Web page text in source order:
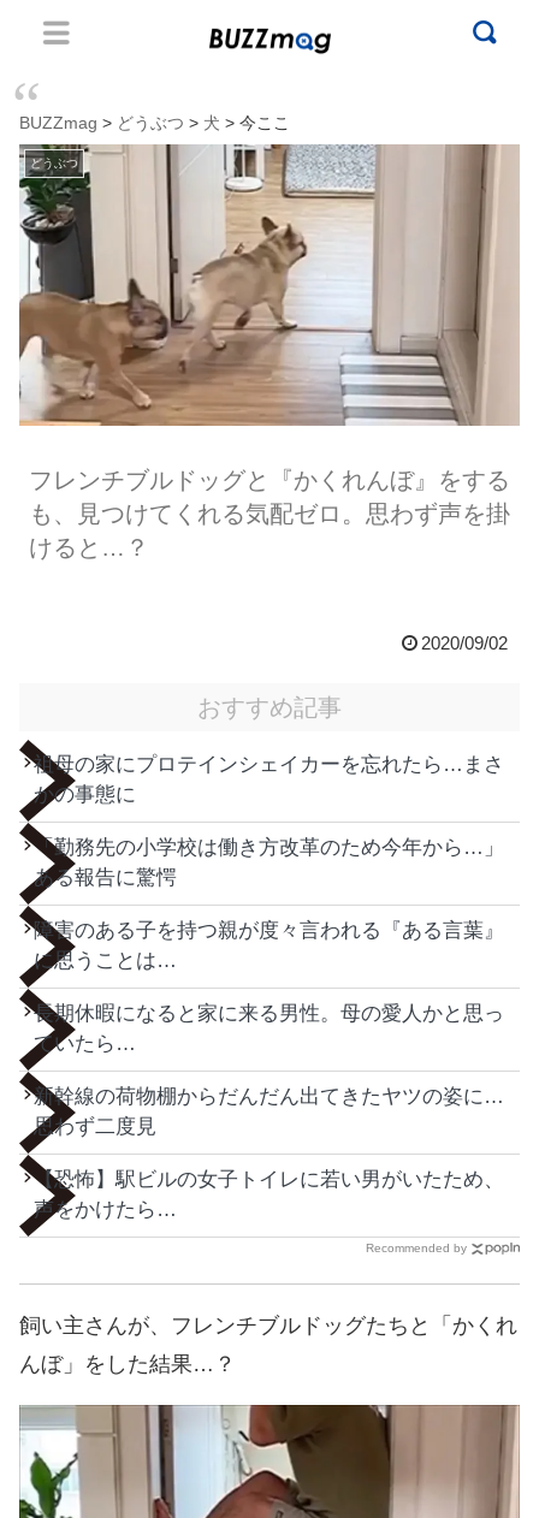
BUZZmag > どうぶつ > 犬 > 今ここ
どうぶつ
フレンチブルドッグと『かくれんぼ』をする
も、見つけてくれる気配ゼロ。思わず声を掛
けると…？
2020/09/02
おすすめ記事
祖母の家にプロテインシェイカーを忘れたら…まさ
かの事態に
「勤務先の小学校は働き方改革のため今年から…」
ある報告に驚愕
障害のある子を持つ親が度々言われる『ある言葉』
に思うことは…
長期休暇になると家に来る男性。母の愛人かと思っ
ていたら…
新幹線の荷物棚からだんだん出てきたヤツの姿に…
思わず二度見
【恐怖】駅ビルの女子トイレに若い男がいたため、
声をかけたら…
Recommended by
飼い主さんが、フレンチブルドッグたちと「かくれ
んぼ」をした結果…？